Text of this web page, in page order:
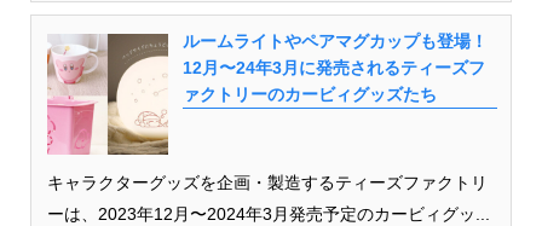
ルームライトやペアマグカップも登場！
12月〜24年3月に発売されるティーズフ
ァクトリーのカービィグッズたち
キャラクターグッズを企画・製造するティーズファクトリ
ーは、2023年12月〜2024年3月発売予定のカービィグッ...